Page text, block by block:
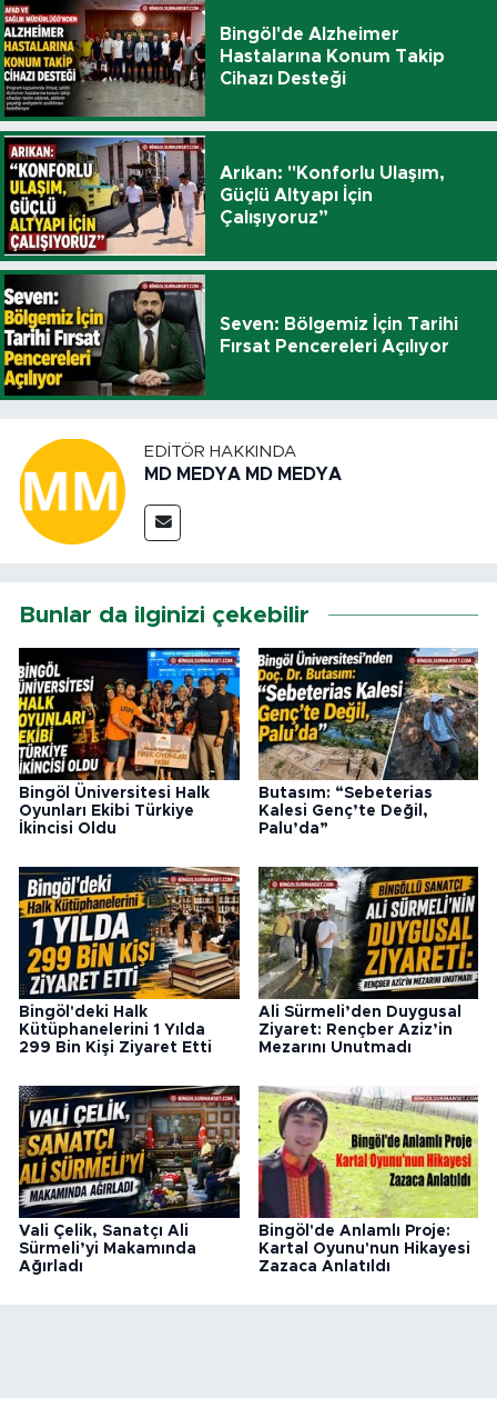
Bingöl'de Alzheimer
Hastalarına Konum Takip
Cihazı Desteği
Arıkan: "Konforlu Ulaşım,
Güçlü Altyapı İçin
Çalışıyoruz”
Seven: Bölgemiz İçin Tarihi
Fırsat Pencereleri Açılıyor
EDITÖR HAKKINDA
MD MEDYA MD MEDYA
Bunlar da ilginizi çekebilir
Bingöl Üniversitesi Halk
Oyunları Ekibi Türkiye
İkincisi Oldu
Butasım: “Sebeterias
Kalesi Genç’te Değil,
Palu’da”
Bingöl'deki Halk
Kütüphanelerini 1 Yılda
299 Bin Kişi Ziyaret Etti
Ali Sürmeli’den Duygusal
Ziyaret: Rençber Aziz’in
Mezarını Unutmadı
Vali Çelik, Sanatçı Ali
Sürmeli’yi Makamında
Ağırladı
Bingöl'de Anlamlı Proje:
Kartal Oyunu'nun Hikayesi
Zazaca Anlatıldı